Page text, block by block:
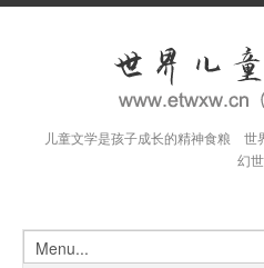
儿童文学是孩子成长的精神食粮 世
幻